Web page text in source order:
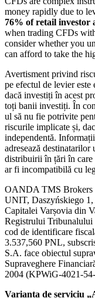
money rapidly due to
76% of retail investor
when trading CFDs
consider whether you
can afford to take the
Avertisment privind
pe efectul de levier
dacă investiți în acest
toți banii investiți. În
ul să nu fie potrivite
riscurile implicate și,
independentă.
adresează
distribuirii în țări în care
ar fi incompatibilă cu
OANDA TMS Brokers
UNIT, Daszyńskiego 1,
Capitalei Varșovia din
Registrului
cod de identificare
3.537,560 PNL,
S.A. face obiectul
Supraveghere
2004 (KPWiG-4021-
Varianta de serviciu